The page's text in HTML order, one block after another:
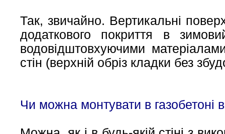
Так, звичайно. Вертикальні
додаткового покриття в
водовідштовхуючими
стін (верхній обріз кладки без
Чи можна монтувати в газобетоні